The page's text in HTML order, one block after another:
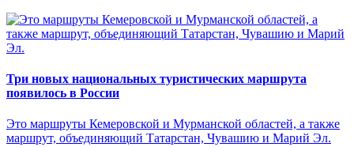
Три новых национальных туристических маршрута
появилось в России
Это маршруты Кемеровской и Мурманской областей, а также
маршрут, объединяющий Татарстан, Чувашию и Марий Эл.